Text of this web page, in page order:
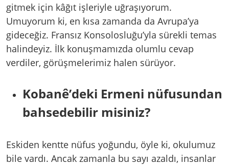
gitmek için kâğıt işleriyle uğraşıyorum.
Umuyorum ki, en kısa zamanda da Avrupa’ya
gideceğiz. Fransız Konsolosluğu’yla sürekli temas
halindeyiz. İlk konuşmamızda olumlu cevap
verdiler, görüşmelerimiz halen sürüyor.
Kobanê’deki Ermeni nüfusundan
bahsedebilir misiniz?
Eskiden kentte nüfus yoğundu, öyle ki, okulumuz
bile vardı. Ancak zamanla bu sayı azaldı, insanlar